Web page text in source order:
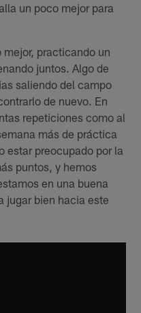
un poco mejor para
practicando un
juntos. Algo de
saliendo del campo
de nuevo. En
repeticiones como al
más de práctica
estar preocupado por la
puntos, y hemos
en una buena
jugar bien hacia este